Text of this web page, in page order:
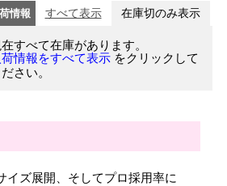
情報 すべて表示 在庫切のみ表示
すべて在庫があります。
荷情報をすべて表示 をクリックして
さい。
イズ展開、そしてプロ採用率に